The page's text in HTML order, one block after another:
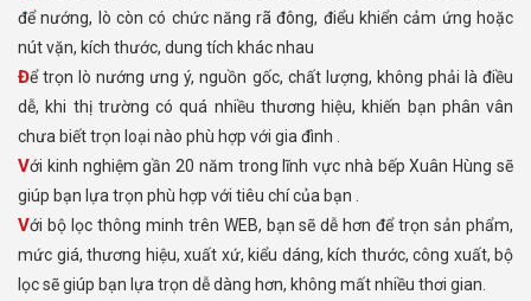
để nướng, lò còn có chức năng rã đông, điểu khiển cảm ứng hoặc
nút vặn, kích thước, dung tích khác nhau
Để trọn lò nướng ưng ý, nguồn gốc, chất lượng, không phải là điều
dễ, khi thị trường có quá nhiều thương hiệu, khiến bạn phân vân
chưa biết trọn loại nào phù hợp với gia đình .
Với kinh nghiệm gần 20 năm trong lĩnh vực nhà bếp Xuân Hùng sẽ
giúp bạn lựa trọn phù hợp với tiêu chí của bạn .
Với bộ lọc thông minh trên WEB, bạn sẽ dễ hơn để trọn sản phẩm,
mức giá, thương hiệu, xuất xứ, kiểu dáng, kích thước, công xuất, bộ
lọc sẽ giúp bạn lựa trọn dễ dàng hơn, không mất nhiều thơi gian.